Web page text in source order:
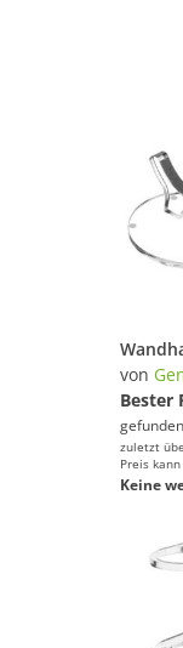
von
Bester
zuletzt
Preis
Keine